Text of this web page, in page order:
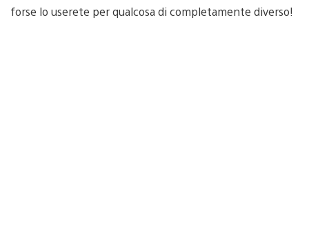
forse lo userete per qualcosa di completamente diverso!